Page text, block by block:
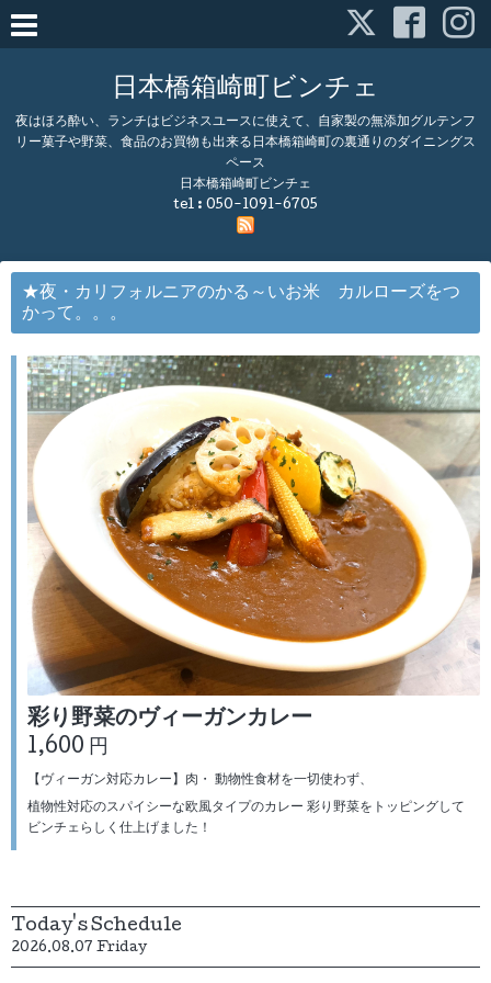
日本橋箱崎町ビンチェ
夜はほろ酔い、ランチはビジネスユースに使えて、自家製の無添加グルテンフ
リー菓子や野菜、食品のお買物も出来る日本橋箱崎町の裏通りのダイニングス
ペース
日本橋箱崎町ビンチェ
tel : 050-1091-6705
★夜・カリフォルニアのかる～いお米 カルローズをつ
かって。。。
彩り野菜のヴィーガンカレー
1,600 円
【ヴィーガン対応カレー】肉・ 動物性食材を一切使わず、
植物性対応のスパイシーな欧風タイプのカレー 彩り野菜をトッピングして
ビンチェらしく仕上げました！
Today's Schedule
2026.08.07 Friday